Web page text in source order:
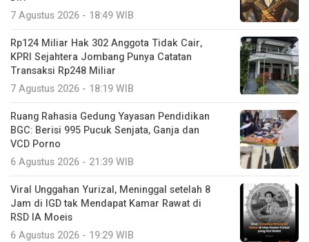
7 Agustus 2026 - 18:49 WIB
Rp124 Miliar Hak 302 Anggota Tidak Cair,
KPRI Sejahtera Jombang Punya Catatan
Transaksi Rp248 Miliar
7 Agustus 2026 - 18:19 WIB
Ruang Rahasia Gedung Yayasan Pendidikan
BGC: Berisi 995 Pucuk Senjata, Ganja dan
VCD Porno
6 Agustus 2026 - 21:39 WIB
Viral Unggahan Yurizal, Meninggal setelah 8
Jam di IGD tak Mendapat Kamar Rawat di
RSD IA Moeis
6 Agustus 2026 - 19:29 WIB